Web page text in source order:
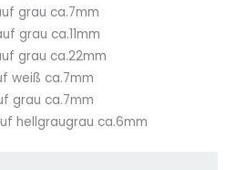
grau ca.7mm
grau ca.11mm
grau ca.22mm
weiß ca.7mm
grau ca.7mm
hellgraugrau ca.6mm